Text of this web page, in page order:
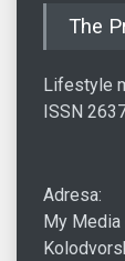
The
Lifestyle
ISSN
Adresa:
My Media